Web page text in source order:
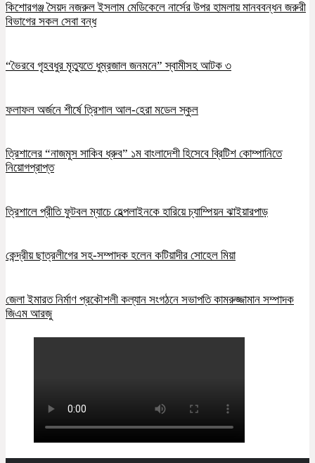
কিশোরগঞ্জ সৈয়দ নজরুল ইসলাম মেডিকেলে নার্সের উপর হামলায় মানববন্ধন জরুরী
বিভাগের সকল সেবা বন্ধ
“ভৈরবে গৃহবধুর মৃত্যুতে ধুম্রজাল জনমনে” স্বামীসহ আটক ৩
ফলাফল অর্জনে শীর্ষে ত্রিশাল আল-হেরা মডেল স্কুল
ত্রিশালের “নাজমুস সাকিব ধ্রুব” ১ম বাংলাদেশী হিসেবে ব্রিটিশ কোম্পানিতে
নিয়োগপ্রাপ্ত
ত্রিশালে প্রীতি ফুটবল ম্যাচে হেল্পলাইনকে হারিয়ে চ্যাম্পিয়ন ঝাইয়ারপাড়
কেন্দ্রীয় ছাত্রলীগের সহ-সম্পাদক হলেন কটিয়াদীর সোহেল মিয়া
জেলা ইমারত নির্মাণ প্রকৌশলী কল্যান সংগঠনে সভাপতি কামরুজ্জামান সম্পাদক
জিএম আরজু